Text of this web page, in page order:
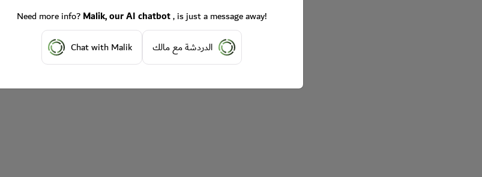
Need more info?Malik, our AI chatbot, is just a message away!
Chat with Malik
الدردشة مع مالك